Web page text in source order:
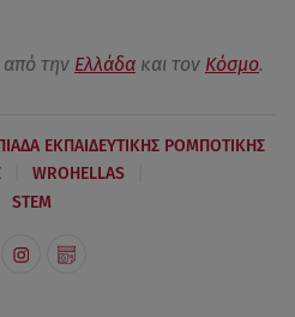
από την Ελλάδα και τον Κόσμο.
ΕΚΠΑΙΔΕΥΤΙΚΗΣ ΡΟΜΠΟΤΙΚΗΣ
WROHELLAS
STEM